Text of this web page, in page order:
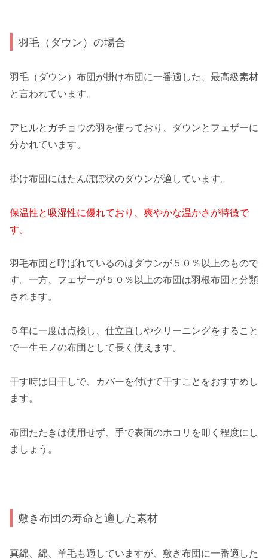
羽毛（ダウン）の場合
羽毛（ダウン）布団が掛け布団に一番適した、最高級素材
と言われています。
アヒルとガチョウの羽を使っており、ダウンとフェザーに
分かれています。
掛け布団にはたんぽぽ状のダウンが適しています。
保温性と吸湿性に優れており、爽やかな温かさが特徴で
す。
羽毛布団と呼ばれているのはダウンが５０％以上のもので
す。一方、フェザーが５０％以上の布団は羽根布団と分類
されます。
５年に一度は点検し、仕立直しやクリーニングをすること
で一生モノの布団として長く使えます。
干す時は日干しで、カバーを付けて干すことをおすすめし
ます。
布団たたきは使用せず、手で表面のホコリを叩く程度にし
ましょう。
敷き布団の寿命と適した素材
真綿、綿、羊毛も適していますが、敷き布団に一番適した